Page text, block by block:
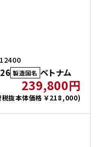
製造国名 ベトナム
239,800円
税抜本体価格 ￥218,000)